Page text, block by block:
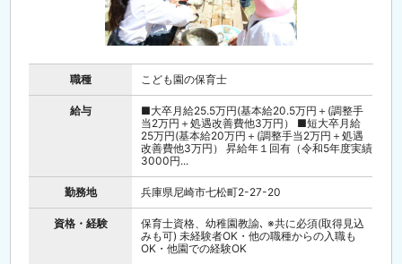
職種 こども園の保育士
給与
■大卒月給25.5万円(基本給20.5万円＋(調整手
当2万円＋処遇改善費他3万円） ■短大卒月給
25万円(基本給20万円＋(調整手当2万円＋処遇
改善費他3万円） 昇給年１回有（令和5年度実績
3000円...
勤務地 兵庫県尼崎市七松町2-27-20
資格・経験
保育士資格、幼稚園教諭､ ※共に必須(取得見込
みも可) 未経験者OK・他の職種からの入職も
OK・他園での経験OK